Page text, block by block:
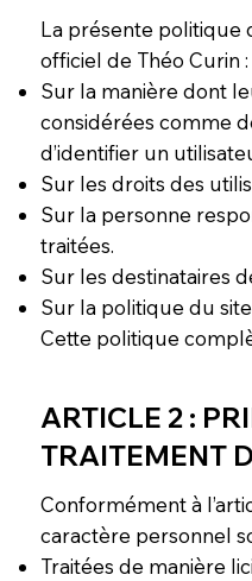
La présente politique
officiel de Théo Curin :
Sur la manière dont
considérées comme
d’identifier un
Sur les droits des
Sur la personne
traitées.
Sur les destinataires
Sur la politique du
Cette politique
ARTICLE 2 :
TRAITEMENT
Conformément à
caractère personnel
Traitées de manière